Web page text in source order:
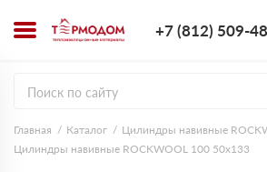
+7 (812) 509-
Главная Каталог
Цилиндры навивные
Цилиндры навивные ROCKWOOL 100 50х133